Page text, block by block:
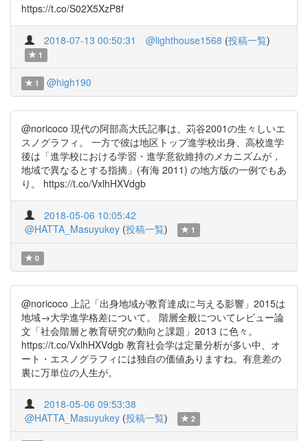
https://t.co/S02X5XzP8f
2018-07-13 00:50:31 @lighthouse1568 (投稿一覧)
1
1 @high190
@noricoco 現代の阿部高大氏記事は、苅谷2001の生々しいエ
スノグラフィ。 一方で彼は地区トップ進学校出身、高校進学
後は「進学校における学習・進学意欲維持のメカニズムが，
地域で異なるとする指摘」(有海 2011) の地方版の一例でもあ
り。 https://t.co/VxlhHXVdgb
2018-05-06 10:05:42
@HATTA_Masuyukey (投稿一覧) 1
0
@noricoco 上記「出身地域が教育達成に与える影響」2015は
地域→大学進学格差について。 階層全般についてレビュー論
文「社会階層と教育研究の動向と課題」2013 に色々。
https://t.co/VxlhHXVdgb 教育社会学は定量分析が多い中、オ
ート・エスノグラフィには独自の価値ありますね。有意差の
裏に万単位の人生が。
2018-05-06 09:53:38
@HATTA_Masuyukey (投稿一覧) 2